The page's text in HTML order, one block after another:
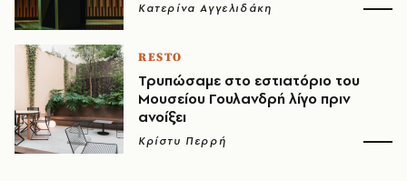
Κατερίνα Αγγελιδάκη
RESTO
Τρυπώσαμε στο εστιατόριο του
Μουσείου Γουλανδρή λίγο πριν
ανοίξει
Κρίστυ Περρή